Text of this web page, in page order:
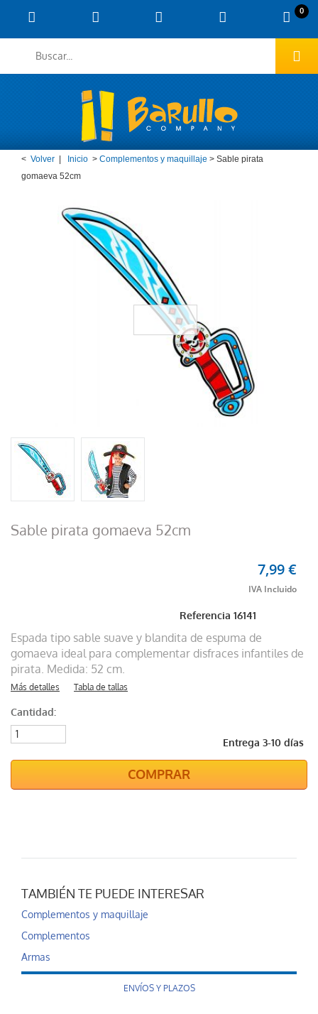
0
< Volver Inicio > Complementos y maquillaje > Sable pirata
gomaeva 52cm
Sable pirata gomaeva 52cm
Referencia16141
7,99 €
Espada tipo sable suave y blandita de espuma de
gomaeva ideal para complementar disfraces infantiles de
pirata. Medida: 52 cm.
Más detalles Tabla de tallas
Cantidad:
Entrega 3-10 días
COMPRAR
TAMBIÉN TE PUEDE INTERESAR
Complementos y maquillaje
Complementos
Armas
ENVÍOS Y PLAZOS